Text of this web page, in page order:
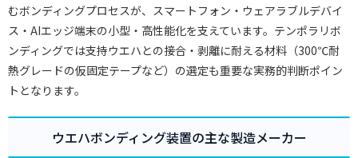
むボンディングプロセスが、スマートフォン・ウェアラブルデバイ
ス・AIエッジ端末の小型・高性能化を支えています。テンポラリボ
ンディングでは支持ウエハとの接合・剥離に耐える材料（300℃耐
熱グレードの仮固定テープなど）の選定も重要な実務的判断ポイン
トとなります。
ウエハボンディング装置の主な製造メーカー